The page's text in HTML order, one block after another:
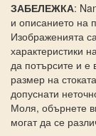
ЗАБЕЛЕЖКА:
и описанието на
Изображенията
характеристики
да потърсите и е
размер на
допуснати
Моля, обърнете
могат да се